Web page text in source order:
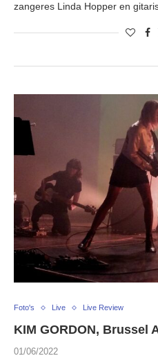
zangeres Linda Hopper en
Foto's Live Live Review
KIM GORDON, Brussel
01/06/2022